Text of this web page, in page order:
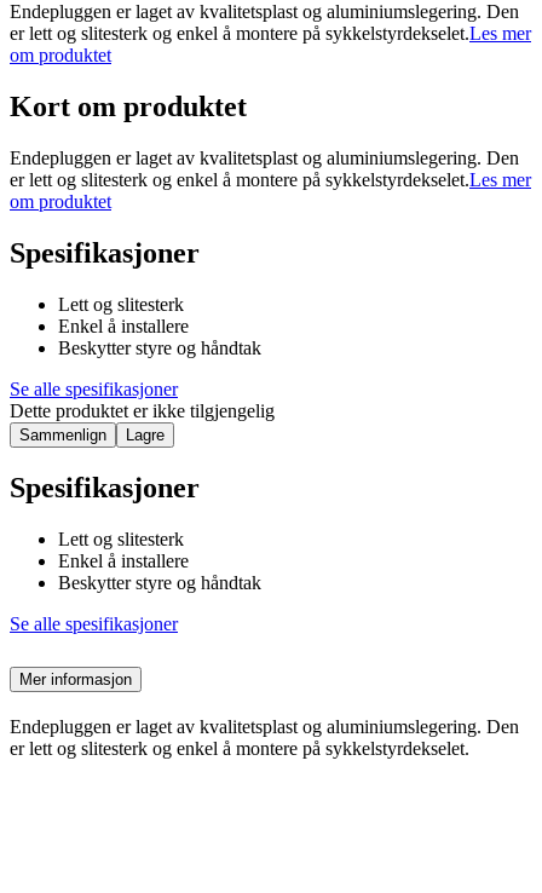
Endepluggen er laget av kvalitetsplast og aluminiumslegering. Den
er lett og slitesterk og enkel å montere på sykkelstyrdekselet.Les mer
om produktet
Kort om produktet
Endepluggen er laget av kvalitetsplast og aluminiumslegering. Den
er lett og slitesterk og enkel å montere på sykkelstyrdekselet.Les mer
om produktet
Spesifikasjoner
Lett og slitesterk
Enkel å installere
Beskytter styre og håndtak
Se alle spesifikasjoner
Dette produktet er ikke tilgjengelig
Sammenlign Lagre
Spesifikasjoner
Lett og slitesterk
Enkel å installere
Beskytter styre og håndtak
Se alle spesifikasjoner
Mer informasjon
Endepluggen er laget av kvalitetsplast og aluminiumslegering. Den
er lett og slitesterk og enkel å montere på sykkelstyrdekselet.